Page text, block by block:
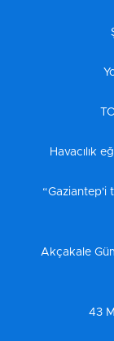
Havacılık
“Gaziantep'i
Akçakale
43